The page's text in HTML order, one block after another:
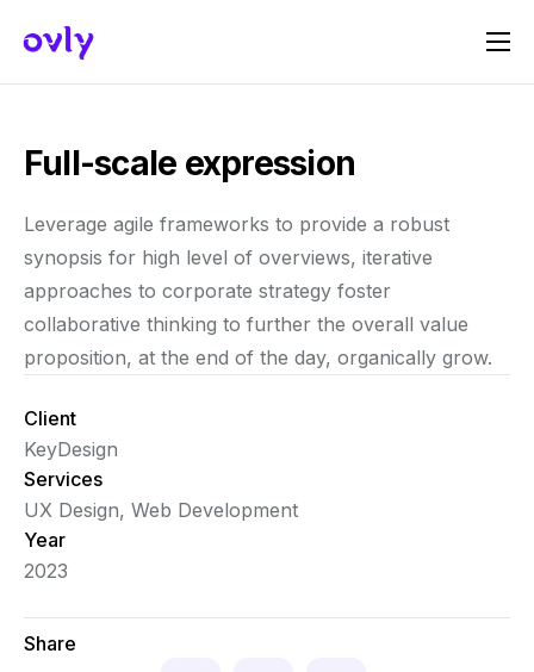
Πώς Λειτουργεί
Γίνε Host
Γίνε Sponsor
Επικοινωνία
Full-scale expression
Leverage agile frameworks to provide a robust
synopsis for high level of overviews, iterative
approaches to corporate strategy foster
collaborative thinking to further the overall value
proposition, at the end of the day, organically grow.
Client
KeyDesign
Services
UX Design, Web Development
Year
2023
Share